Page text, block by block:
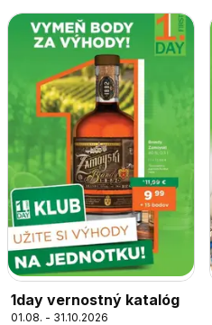
1day vernostný katalóg
01.08. - 31.10.2026